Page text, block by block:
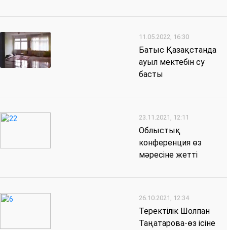
11.05.2022, 16:30
Батыс Қазақстанда
ауыл мектебін су
басты
23.11.2021, 12:11
Облыстық
конференция өз
мәресіне жетті
26.10.2021, 12:34
Теректілік Шолпан
Таңатарова-өз ісіне